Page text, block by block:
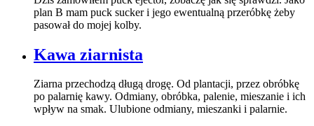
plan B mam puck sucker i jego ewentualną przeróbkę żeby
pasował do mojej kolby.
Kawa ziarnista
Ziarna przechodzą długą drogę. Od plantacji, przez obróbkę
po palarnię kawy. Odmiany, obróbka, palenie, mieszanie i ich
wpływ na smak. Ulubione odmiany, mieszanki i palarnie.